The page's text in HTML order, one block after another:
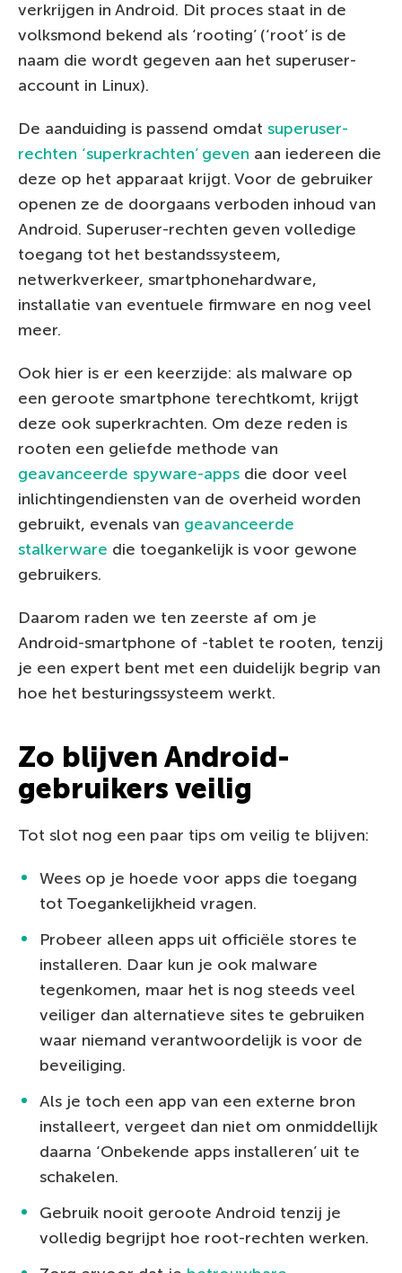
verkrijgen in Android. Dit proces staat in de
volksmond bekend als ‘rooting’ (‘root’ is de
naam die wordt gegeven aan het superuser-
account in Linux).
De aanduiding is passend omdat superuser-
rechten ‘superkrachten’ geven aan iedereen die
deze op het apparaat krijgt. Voor de gebruiker
openen ze de doorgaans verboden inhoud van
Android. Superuser-rechten geven volledige
toegang tot het bestandssysteem,
netwerkverkeer, smartphonehardware,
installatie van eventuele firmware en nog veel
meer.
Ook hier is er een keerzijde: als malware op
een geroote smartphone terechtkomt, krijgt
deze ook superkrachten. Om deze reden is
rooten een geliefde methode van
geavanceerde spyware-apps die door veel
inlichtingendiensten van de overheid worden
gebruikt, evenals van geavanceerde
stalkerware die toegankelijk is voor gewone
gebruikers.
Daarom raden we ten zeerste af om je
Android-smartphone of -tablet te rooten, tenzij
je een expert bent met een duidelijk begrip van
hoe het besturingssysteem werkt.
Zo blijven Android-
gebruikers veilig
Tot slot nog een paar tips om veilig te blijven:
Wees op je hoede voor apps die toegang
tot Toegankelijkheid vragen.
Probeer alleen apps uit officiële stores te
installeren. Daar kun je ook malware
tegenkomen, maar het is nog steeds veel
veiliger dan alternatieve sites te gebruiken
waar niemand verantwoordelijk is voor de
beveiliging.
Als je toch een app van een externe bron
installeert, vergeet dan niet om onmiddellijk
daarna ‘Onbekende apps installeren’ uit te
schakelen.
Gebruik nooit geroote Android tenzij je
volledig begrijpt hoe root-rechten werken.